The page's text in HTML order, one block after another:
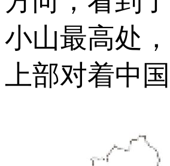
小山最高处
上部对着中